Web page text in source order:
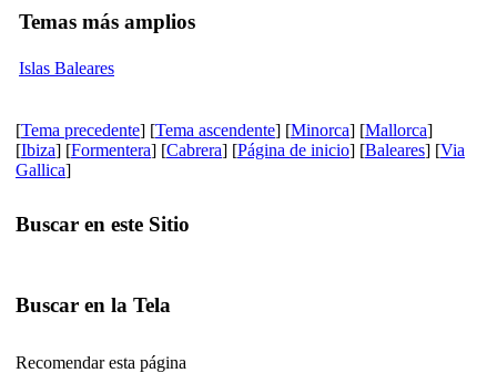
Temas más amplios
Islas Baleares
[Tema precedente] [Tema ascendente] [Minorca] [Mallorca]
[Ibiza] [Formentera] [Cabrera] [Página de inicio] [Baleares] [Via
Gallica]
Buscar en este Sitio
Buscar en la Tela
Recomendar esta página